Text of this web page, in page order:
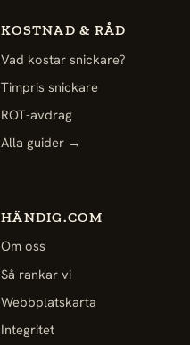
KOSTNAD & RÅD
Vad kostar snickare?
Timpris snickare
ROT-avdrag
Alla guider →
HÄNDIG.COM
Om oss
Så rankar vi
Webbplatskarta
Integritet